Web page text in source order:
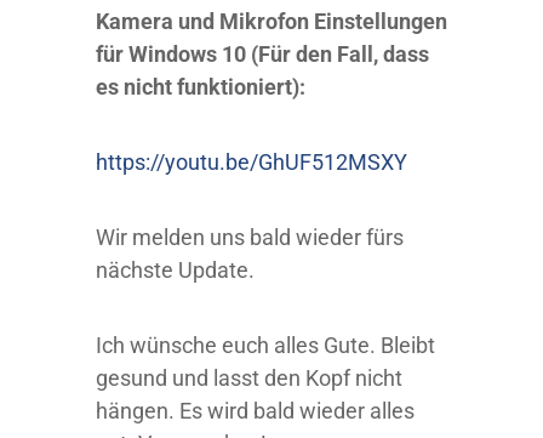
Kamera und Mikrofon Einstellungen
für Windows 10 (Für den Fall, dass
es nicht funktioniert):
https://youtu.be/GhUF512MSXY
Wir melden uns bald wieder fürs
nächste Update.
Ich wünsche euch alles Gute. Bleibt
gesund und lasst den Kopf nicht
hängen. Es wird bald wieder alles